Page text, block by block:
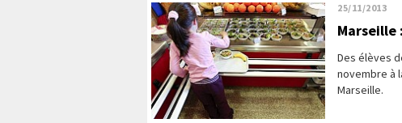
25/11/2013
Marseille
Des élèves
novembre à
Marseille.